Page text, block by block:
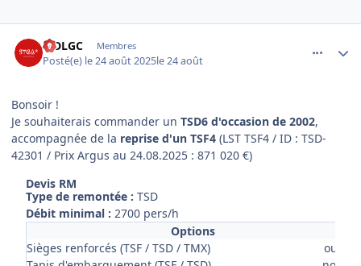
MDLGC Membres
Posté(e) le 24 août 2025le 24 août
Bonsoir !
Je souhaiterais commander un TSD6 d'occasion de 2002,
accompagnée de la reprise d'un TSF4 (LST TSF4 / ID : TSD-
42301 / Prix Argus au 24.08.2025 : 871 020 €)
Devis RM
Type de remontée : TSD
Débit minimal : 2700 pers/h
Options
Sièges renforcés (TSF / TSD / TMX)
oui